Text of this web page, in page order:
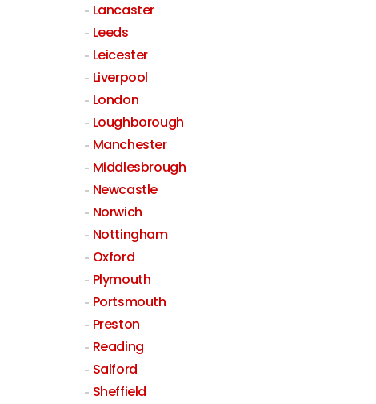
Lancaster
Leeds
Leicester
Liverpool
London
Loughborough
Manchester
Middlesbrough
Newcastle
Norwich
Nottingham
Oxford
Plymouth
Portsmouth
Preston
Reading
Salford
Sheffield